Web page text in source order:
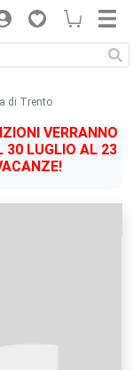
di Trento
VERRANNO
30 LUGLIO AL 23